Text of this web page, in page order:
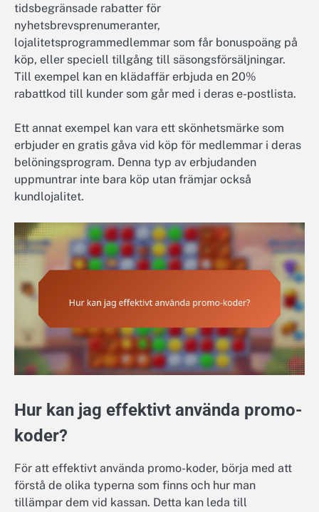
tidsbegränsade rabatter för
nyhetsbrevsprenumeranter,
lojalitetsprogrammedlemmar som får bonuspoäng på
köp, eller speciell tillgång till säsongsförsäljningar.
Till exempel kan en klädaffär erbjuda en 20%
rabattkod till kunder som går med i deras e-postlista.
Ett annat exempel kan vara ett skönhetsmärke som
erbjuder en gratis gåva vid köp för medlemmar i deras
belöningsprogram. Denna typ av erbjudanden
uppmuntrar inte bara köp utan främjar också
kundlojalitet.
Hur kan jag effektivt använda promo-
koder?
För att effektivt använda promo-koder, börja med att
förstå de olika typerna som finns och hur man
tillämpar dem vid kassan. Detta kan leda till